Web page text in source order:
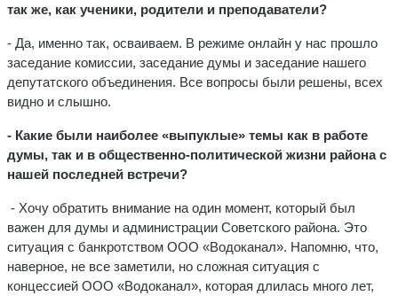
так же, как ученики, родители и преподаватели?
- Да, именно так, осваиваем. В режиме онлайн у нас прошло
заседание комиссии, заседание думы и заседание нашего
депутатского объединения. Все вопросы были решены, всех
видно и слышно.
- Какие были наиболее «выпуклые» темы как в работе
думы, так и в общественно-политической жизни района с
нашей последней встречи?
- Хочу обратить внимание на один момент, который был
важен для думы и администрации Советского района. Это
ситуация с банкротством ООО «Водоканал». Напомню, что,
наверное, не все заметили, но сложная ситуация с
концессией ООО «Водоканал», которая длилась много лет,